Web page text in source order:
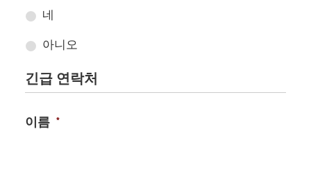
네
아니오
긴급 연락처
이름 *